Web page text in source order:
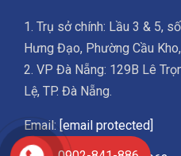
1. Trụ sở chính: Lầu 3 & 5,
Hưng Đạo, Phường Cầu
2. VP Đà Nẵng: 129B Lê
Lệ, TP. Đà Nẵng.
Email: [email protected]